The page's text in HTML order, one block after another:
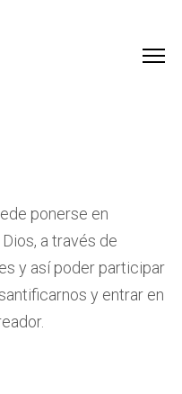
ponerse en
a través de
y así poder participar
y entrar en